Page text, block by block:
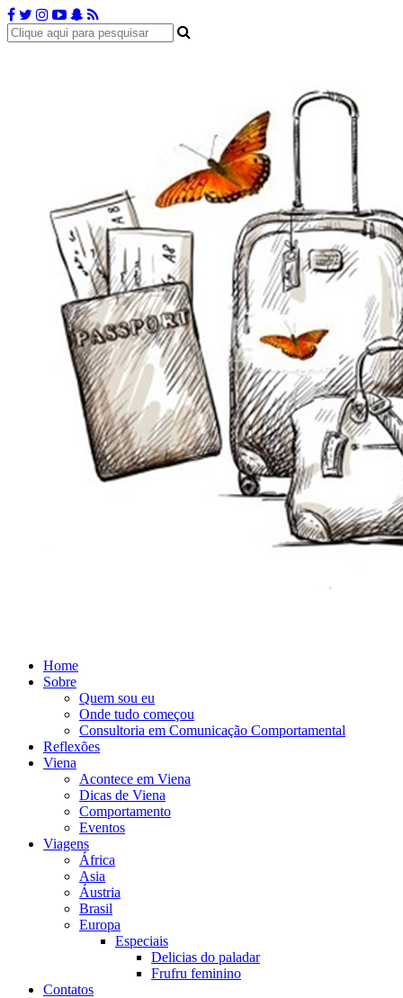
Home
Sobre
Quem sou eu
Onde tudo começou
Consultoria em Comunicação Comportamental
Reflexões
Viena
Acontece em Viena
Dicas de Viena
Comportamento
Eventos
Viagens
África
Asia
Áustria
Brasil
Europa
Especiais
Delicias do paladar
Frufru feminino
Contatos